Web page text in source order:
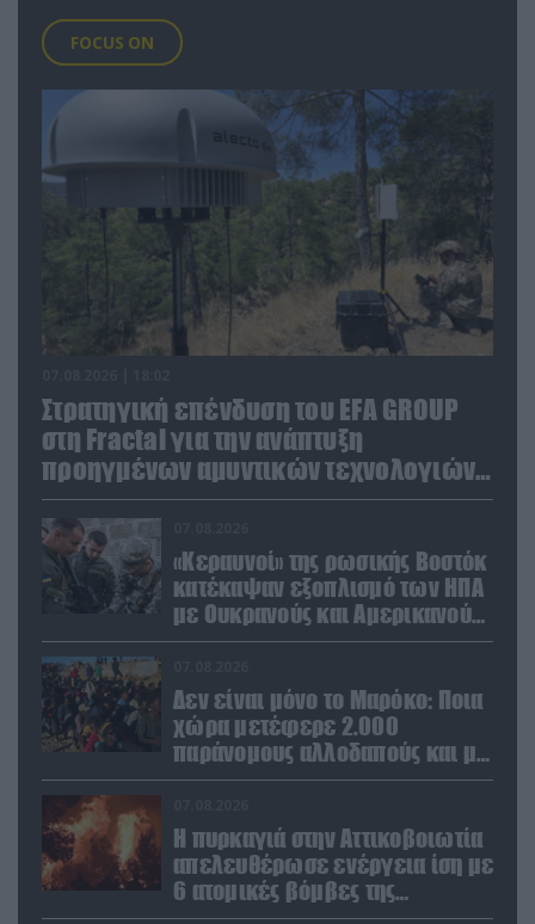
FOCUS ON
Στρατηγική επένδυση του EFA GROUP
στη Fractal για την ανάπτυξη
προηγμένων αμυντικών τεχνολογιών
σε Ελλάδα και Κύπρο
«Κεραυνοί» της ρωσικής Βοστόκ
κατέκαψαν εξοπλισμό των ΗΠΑ
με Ουκρανούς και Αμερικανούς
μισθοφόρους – Δείτε βίντεο
Δεν είναι μόνο το Μαρόκο: Ποια
χώρα μετέφερε 2.000
παράνομους αλλοδαπούς και με
ναρκωτικά στην Ισπανία
Η πυρκαγιά στην Αττικοβοιωτία
απελευθέρωσε ενέργεια ίση με
6 ατομικές βόμβες της
Χιροσίμα!